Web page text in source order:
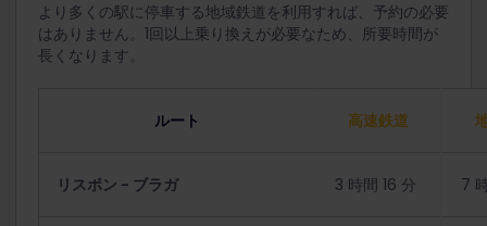
より多くの駅に停車する地域鉄道を利用すれば、予約の必要
はありません。1回以上乗り換えが必要なため、所要時間が
長くなります。
ルート 高速鉄道
リスボン - ブラガ 3 時間 16 分 7